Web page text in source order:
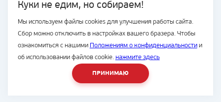
Куки не едим, но собираем!
Мы используем файлы cookies для улучшения работы сайта.
Сбор можно отключить в настройках вашего бразера. Чтобы
ознакомиться с нашими Положениям о конфиденциальностии
об использовании файлов cookie. нажмите здесь
ПРИНИМАЮ